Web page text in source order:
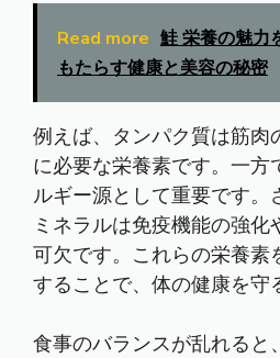
Read more 鮭 栄養の魅力
もたらす健康と美容の秘密
例えば、タンパク質は筋肉
に必要な栄養素です。一方
ルギー源として重要です。
ミネラルは免疫機能の強化
可欠です。これらの栄養素
することで、体の健康を守
食事のバランスが乱れると